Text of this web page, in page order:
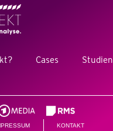
Cases
Studien
KONTAKT